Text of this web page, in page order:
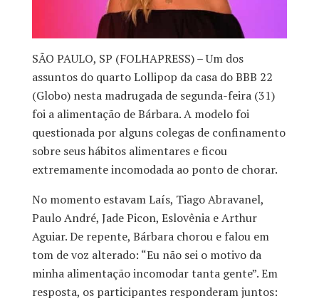
SÃO PAULO, SP (FOLHAPRESS) – Um dos
assuntos do quarto Lollipop da casa do BBB 22
(Globo) nesta madrugada de segunda-feira (31)
foi a alimentação de Bárbara. A modelo foi
questionada por alguns colegas de confinamento
sobre seus hábitos alimentares e ficou
extremamente incomodada ao ponto de chorar.
No momento estavam Laís, Tiago Abravanel,
Paulo André, Jade Picon, Eslovênia e Arthur
Aguiar. De repente, Bárbara chorou e falou em
tom de voz alterado: “Eu não sei o motivo da
minha alimentação incomodar tanta gente”. Em
resposta, os participantes responderam juntos: